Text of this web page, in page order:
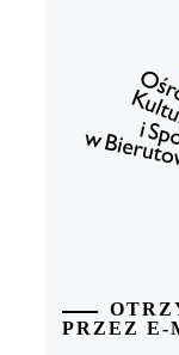
PRZEZ E-